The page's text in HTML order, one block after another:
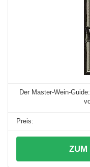
Der Master-Wein-
ZUM